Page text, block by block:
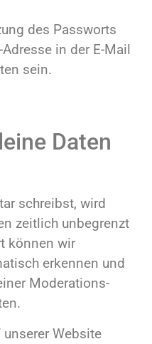
des Passworts
in der E-Mail
sein.
Daten
schreibst, wird
zeitlich unbegrenzt
können wir
erkennen und
Moderations-
unserer Website